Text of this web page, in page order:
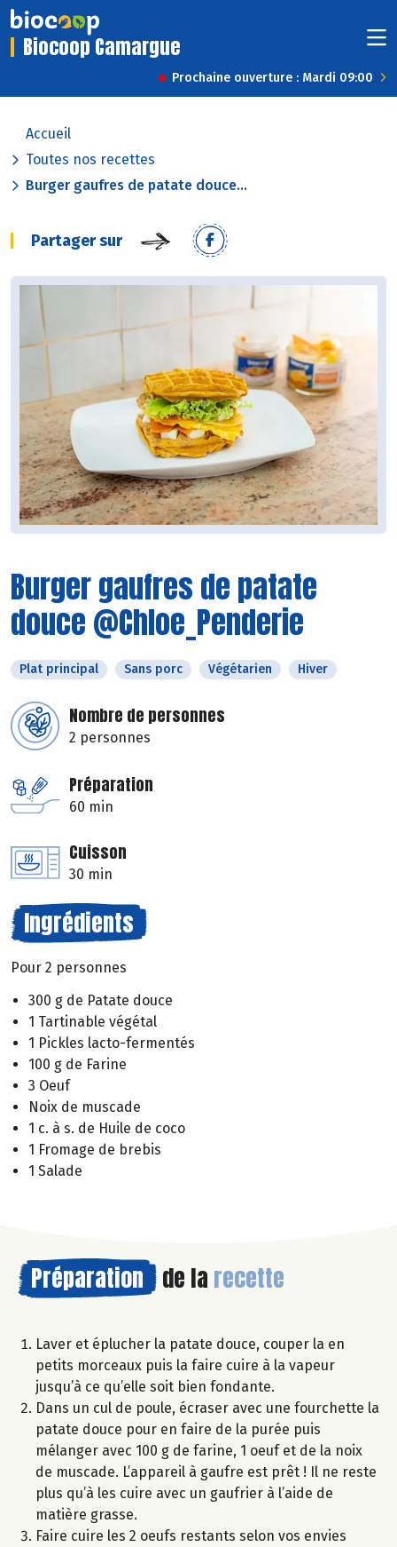
Biocoop Camargue
Prochaine ouverture : Mardi 09:00
Accueil
Toutes nos recettes
Burger gaufres de patate douce...
Partager sur
Burger gaufres de patate
douce @Chloe_Penderie
Plat principal Sans porc Végétarien Hiver
Nombre de personnes
2 personnes
Préparation
60 min
Cuisson
30 min
Ingrédients
Pour 2 personnes
300 g de Patate douce
1 Tartinable végétal
1 Pickles lacto-fermentés
100 g de Farine
3 Oeuf
Noix de muscade
1 c. à s. de Huile de coco
1 Fromage de brebis
1 Salade
Préparation de la recette
Laver et éplucher la patate douce, couper la en
petits morceaux puis la faire cuire à la vapeur
jusqu’à ce qu’elle soit bien fondante.
Dans un cul de poule, écraser avec une fourchette la
patate douce pour en faire de la purée puis
mélanger avec 100 g de farine, 1 oeuf et de la noix
de muscade. L’appareil à gaufre est prêt ! Il ne reste
plus qu’à les cuire avec un gaufrier à l’aide de
matière grasse.
Faire cuire les 2 oeufs restants selon vos envies